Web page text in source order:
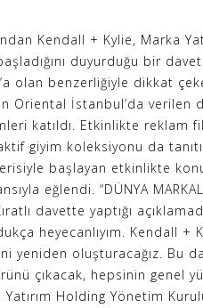
Kendall + Kylie, Marka
duyurduğu bir
olan benzerliğiyle dikkat
Oriental İstanbul’da verilen
katıldı. Etkinlikte reklam
giyim koleksiyonu da
başlayan etkinlikte
eğlendi. “DÜNYA
davette yaptığı
heyecanlıyım. Kendall +
yeniden oluşturacağız. Bu
çıkacak, hepsinin genel
Holding Yönetim